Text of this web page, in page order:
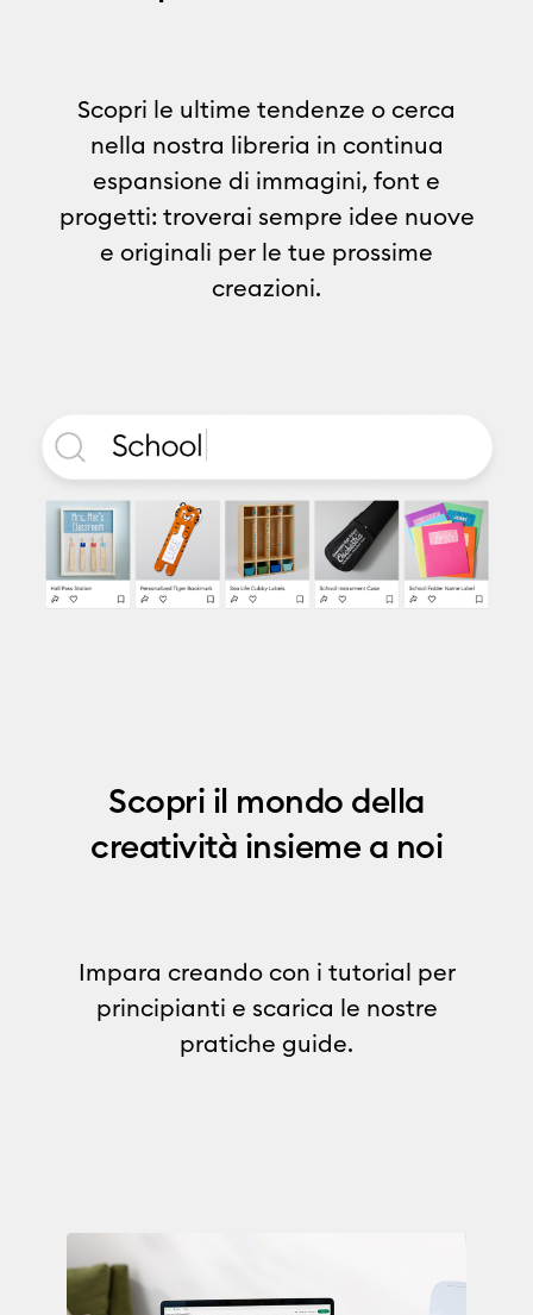
Scopri le ultime tendenze o cerca
nella nostra libreria in continua
espansione di immagini, font e
progetti: troverai sempre idee nuove
e originali per le tue prossime
creazioni.
Scopri il mondo della
creatività insieme a noi
Impara creando con i tutorial per
principianti e scarica le nostre
pratiche guide.